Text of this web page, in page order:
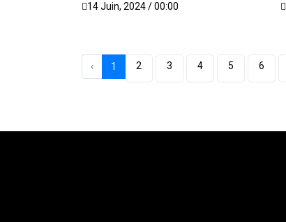
14 Juin, 2024 / 00:00
‹ 1 2 3 4 5 6